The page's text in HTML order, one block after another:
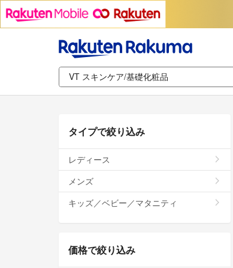
タイプで絞り込み
レディース
メンズ
キッズ／ベビー／マタニティ
価格で絞り込み